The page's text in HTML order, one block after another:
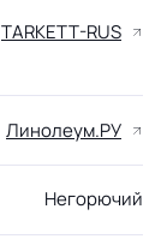
TARKETT-RUS
Линолеум.РУ
Негорючий